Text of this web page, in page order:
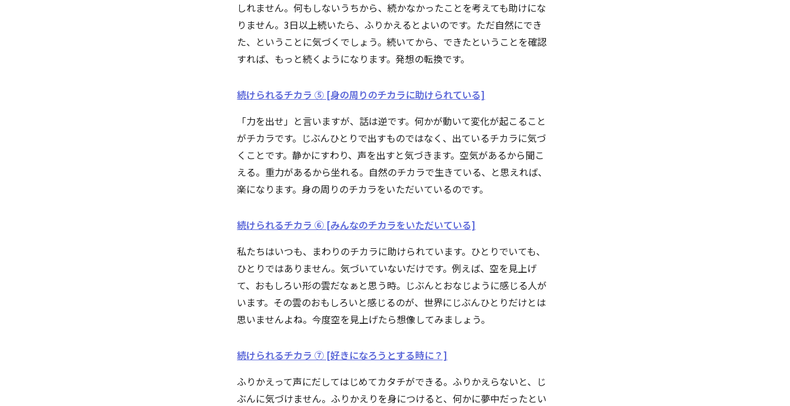
しれません。何もしないうちから、続かなかったことを考えても助けにな
りません。3日以上続いたら、ふりかえるとよいのです。ただ自然にでき
た、ということに気づくでしょう。続いてから、できたということを確認
すれば、もっと続くようになります。発想の転換です。
続けられるチカラ ⑤ [身の周りのチカラに助けられている]
「力を出せ」と言いますが、話は逆です。何かが動いて変化が起こること
がチカラです。じぶんひとりで出すものではなく、出ているチカラに気づ
くことです。静かにすわり、声を出すと気づきます。空気があるから聞こ
える。重力があるから坐れる。自然のチカラで生きている、と思えれば、
楽になります。身の周りのチカラをいただいているのです。
続けられるチカラ ⑥ [みんなのチカラをいただいている]
私たちはいつも、まわりのチカラに助けられています。ひとりでいても、
ひとりではありません。気づいていないだけです。例えば、空を見上げ
て、おもしろい形の雲だなぁと思う時。じぶんとおなじように感じる人が
います。その雲のおもしろいと感じるのが、世界にじぶんひとりだけとは
思いませんよね。今度空を見上げたら想像してみましょう。
続けられるチカラ ⑦ [好きになろうとする時に？]
ふりかえって声にだしてはじめてカタチができる。ふりかえらないと、じ
ぶんに気づけません。ふりかえりを身につけると、何かに夢中だったとい